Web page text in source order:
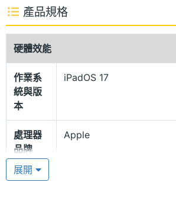
持影像品質與對比度，同時分散環境
適用於高階的色彩管理工作流程，
求極為複雜的環境觀看。支援
ProMotion 自動適應更新頻率技術
(P3)、原彩顯示，擁有最高
超纖薄 100% 再生鋁金屬機身
Apple iPad Pro 13 (2024) Nano-
Fi 1TB 擁有超級纖薄的機身設計，
5.1mm，不僅隨身攜帶更加方便，機
產品規格
硬體效能
作業系
統與版
本
iPadOS 17
處理器
品牌
Apple
處理器
展開